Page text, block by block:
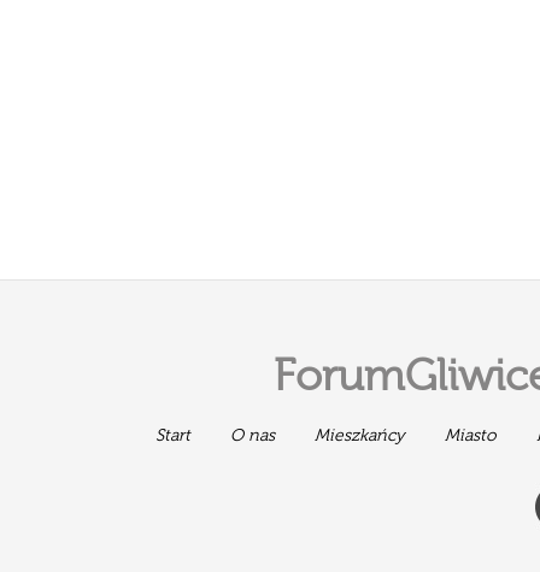
Start O nas Mieszkańcy Miasto